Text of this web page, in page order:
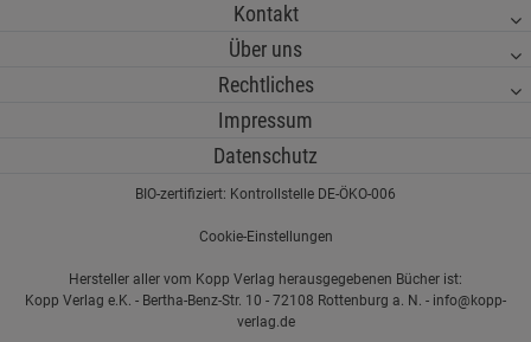
Kontakt
Über uns
Rechtliches
Impressum
Datenschutz
BIO-zertifiziert: Kontrollstelle DE-ÖKO-006
Cookie-Einstellungen
Hersteller aller vom Kopp Verlag herausgegebenen Bücher ist:
Kopp Verlag e.K. - Bertha-Benz-Str. 10 - 72108 Rottenburg a. N. - info@kopp-
verlag.de